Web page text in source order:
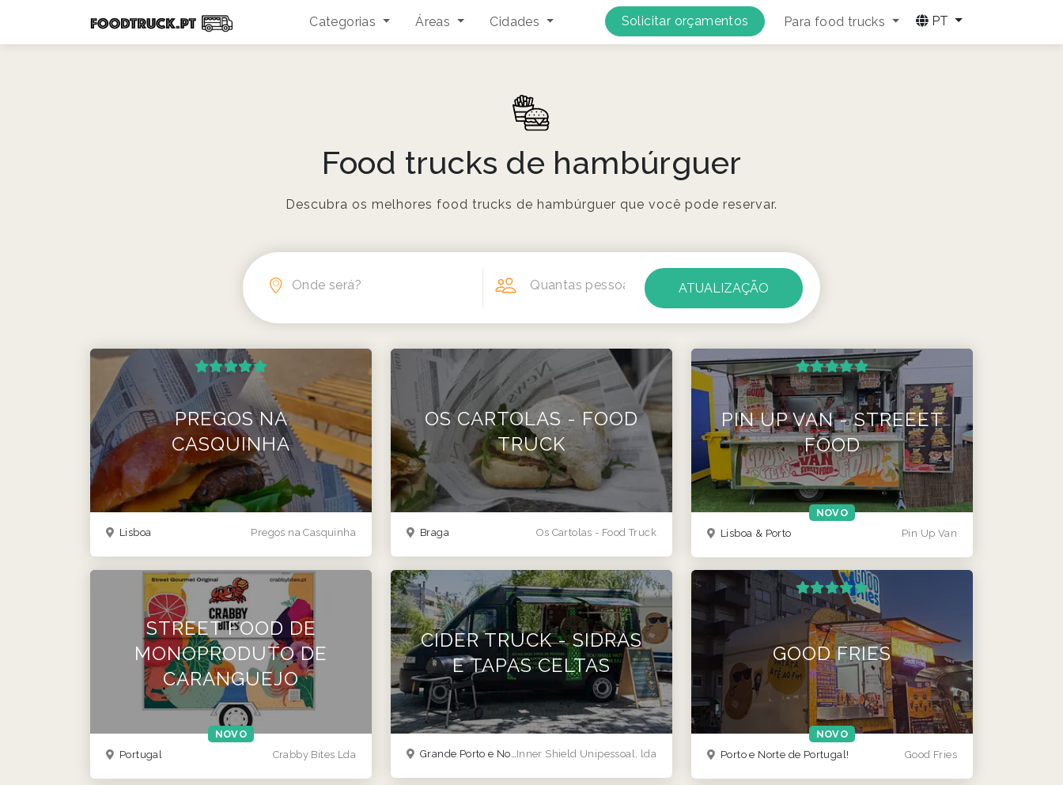
Categorias Áreas Cidades Solicitar orçamentos Para food trucks PT
Food trucks de hambúrguer
Descubra os melhores food trucks de hambúrguer que você pode reservar.
Onde será? Quantas pessoas?
PREGOS NA
CASQUINHA
Pregos na Casquinha
Lisboa
OS CARTOLAS - FOOD
TRUCK
Os Cartolas - Food Truck
Braga
NOVO
PIN UP VAN - STREEET
FOOD
Pin Up Van
Lisboa & Porto
NOVO
STREET FOOD DE
MONOPRODUTO DE
CARANGUEJO
Crabby Bites Lda
Portugal
CIDER TRUCK - SIDRAS
E TAPAS CELTAS
Inner Shield Unipessoal, lda
Grande Porto e Norte
NOVO
GOOD FRIES
Good Fries
Porto e Norte de Portugal!